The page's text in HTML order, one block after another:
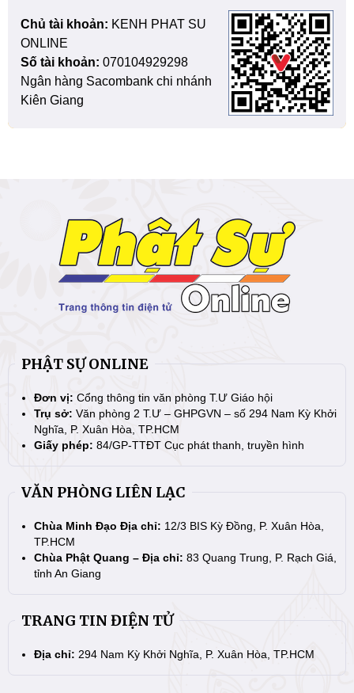
Chủ tài khoản: KENH PHAT SU
ONLINE
Số tài khoản: 070104929298
Ngân hàng Sacombank chi nhánh
Kiên Giang
PHẬT SỰ ONLINE
Đơn vị: Cổng thông tin văn phòng T.Ư Giáo hội
Trụ sở: Văn phòng 2 T.Ư – GHPGVN – số 294 Nam Kỳ Khởi
Nghĩa, P. Xuân Hòa, TP.HCM
Giấy phép: 84/GP-TTĐT Cục phát thanh, truyền hình
VĂN PHÒNG LIÊN LẠC
Chùa Minh Đạo Địa chỉ: 12/3 BIS Kỳ Đồng, P. Xuân Hòa,
TP.HCM
Chùa Phật Quang – Địa chỉ: 83 Quang Trung, P. Rạch Giá,
tỉnh An Giang
TRANG TIN ĐIỆN TỬ
Địa chỉ: 294 Nam Kỳ Khởi Nghĩa, P. Xuân Hòa, TP.HCM